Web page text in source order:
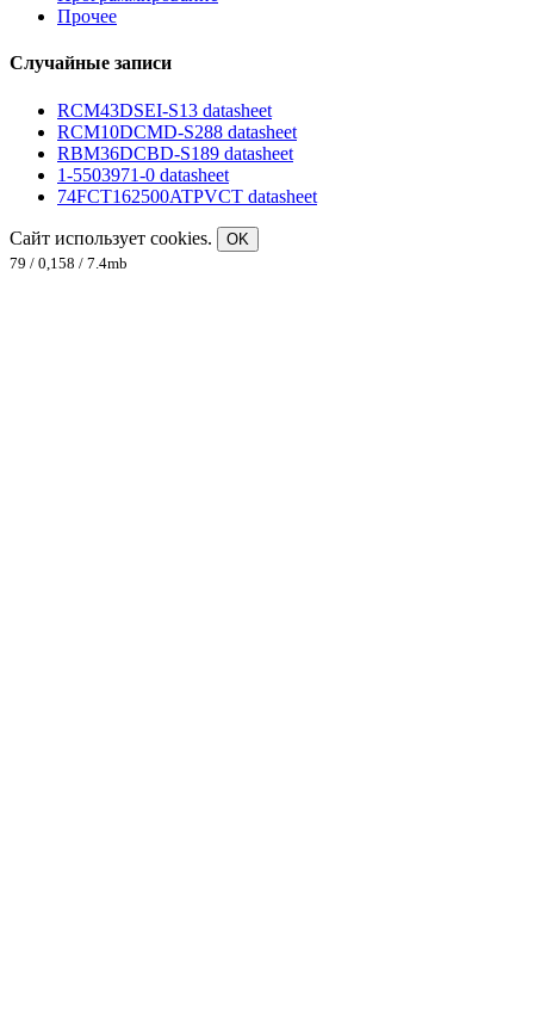
Прочее
Случайные записи
RCM43DSEI-S13 datasheet
RCM10DCMD-S288 datasheet
RBM36DCBD-S189 datasheet
1-5503971-0 datasheet
74FCT162500ATPVCT datasheet
Сайт использует cookies.
OK
79 / 0,158 / 7.4mb